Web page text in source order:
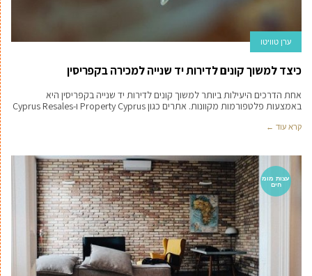
ערן טוויטו
כיצד למשוך קונים לדירות יד שנייה למכירה בקפריסין
אחת הדרכים היעילות ביותר למשוך קונים לדירות יד שנייה בקפריסין היא
באמצעות פלטפורמות מקוונות. אתרים כגון Property Cyprus ו-Cyprus Resales
קרא עוד ←
עצות מומ
חים